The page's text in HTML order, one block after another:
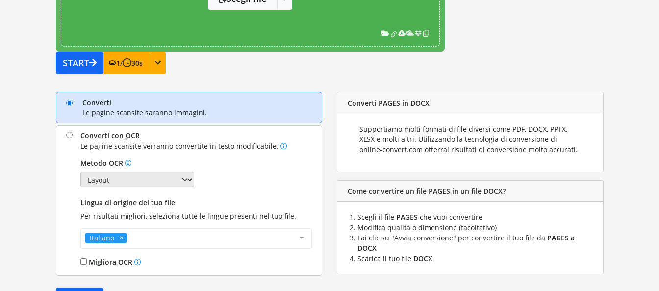
START 1/ 30s
Converti
Le pagine scansite saranno immagini.
Converti con OCR
Le pagine scansite verranno convertite in testo modificabile.
Metodo OCR
Lingua di origine del tuo file
Per risultati migliori, seleziona tutte le lingue presenti nel tuo file.
Italiano
Migliora OCR
Converti PAGES in DOCX
Supportiamo molti formati di file diversi come PDF, DOCX, PPTX,
XLSX e molti altri. Utilizzando la tecnologia di conversione di
online-convert.com otterrai risultati di conversione molto accurati.
Come convertire un file PAGES in un file DOCX?
Scegli il file PAGES che vuoi convertire
Modifica qualità o dimensione (facoltativo)
Fai clic su "Avvia conversione" per convertire il tuo file da PAGES a
DOCX
Scarica il tuo file DOCX